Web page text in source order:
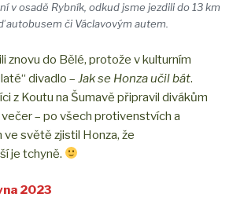
v osadě Rybník, odkud jsme jezdili do 13 km
autobusem či Václavovým autem.
znovu do Bělé, protože v kulturním
divadlo – Jak se Honza učil bát.
z Koutu na Šumavě připravil divákům
– po všech protivenstvích a
světě zjistil Honza, že
je tchyně.
2023